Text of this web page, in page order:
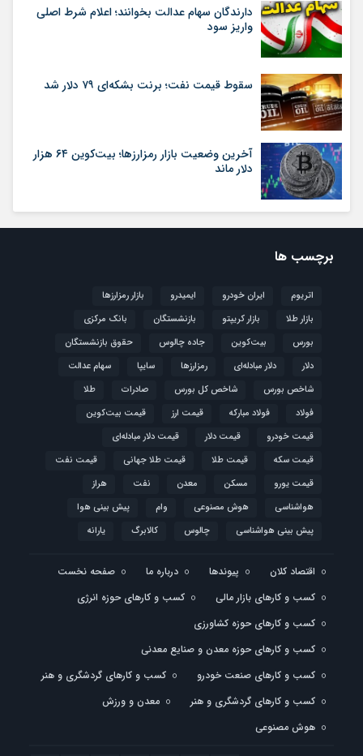
دارندگان سهام عدالت بخوانند؛ اعلام شرط اصلی
واریز سود
سقوط قیمت نفت؛ برنت بشکه‌ای ۷۹ دلار شد
آخرین وضعیت بازار رمزارزها؛ بیت‌کوین ۶۴ هزار
دلار ماند
برچسب ها
اتریوم ایران خودرو ایمیدرو
بازار رمزارزها
بازار طلا
بازار کریپتو بازنشستگان
بانک مرکزی
بورس
بیت‌کوین جاده چالوس
حقوق بازنشستگان
دلار
دلار مبادله‌ای رمزارزها سایپا
سهام عدالت
شاخص بورس
شاخص کل بورس صادرات
طلا
فولاد
فولاد مبارکه قیمت ارز
قیمت بیت‌کوین
قیمت خودرو
قیمت دلار
قیمت دلار مبادله‌ای
قیمت سکه
قیمت طلا قیمت طلا جهانی
قیمت نفت
قیمت یورو
مسکن معدن نفت
هراز
هواشناسی
هوش مصنوعی وام
پیش بینی هوا
پیش بینی هواشناسی
چالوس کالابرگ یارانه
اقتصاد کلان پیوندها درباره ما
صفحه نخست
کسب و کارهای بازار مالی
کسب و کارهای حوزه انرژی
کسب و کارهای حوزه کشاورزی
کسب و کارهای حوزه معدن و صنایع معدنی
کسب و کارهای صنعت خودرو
کسب و کارهای گردشگری و هنر
کسب و کارهای گردشگری و هنر
معدن و ورزش
هوش مصنوعی